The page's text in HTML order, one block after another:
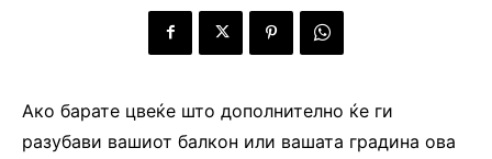
Ако барате цвеќе што дополнително ќе ги
разубави вашиот балкон или вашата градина ова